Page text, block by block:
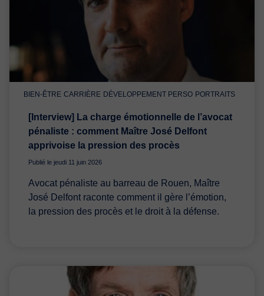
BIEN-ÊTRE CARRIÈRE DÉVELOPPEMENT PERSO PORTRAITS
[Interview] La charge émotionnelle de l’avocat
pénaliste : comment Maître José Delfont
apprivoise la pression des procès
Publié le jeudi 11 juin 2026
Avocat pénaliste au barreau de Rouen, Maître
José Delfont raconte comment il gère l’émotion,
la pression des procès et le droit à la défense.